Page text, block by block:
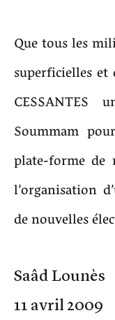
Que tous les
superficielles et
Soummam
plate-forme de
l’organisation
de nouvelles
Saâd Lounès
11 avril 2009